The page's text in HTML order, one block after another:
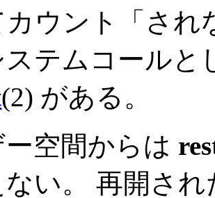
カウント「され
ステムコールと
(2) がある。
空間からは
ない。 再開さ